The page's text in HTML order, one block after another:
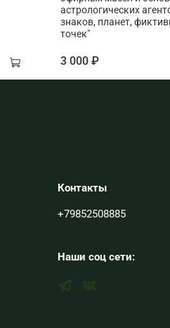
астрологических
знаков, планет,
точек"
3 000 ₽
Контакты
+79852508885
Наши соц сети: